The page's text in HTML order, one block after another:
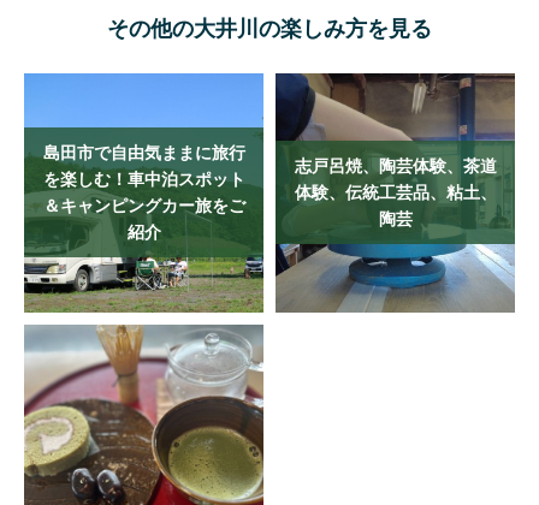
その他の大井川の楽しみ方を見る
島田市で自由気ままに旅行
を楽しむ！車中泊スポット
＆キャンピングカー旅をご
紹介
志戸呂焼、陶芸体験、茶道
体験、伝統工芸品、粘土、
陶芸